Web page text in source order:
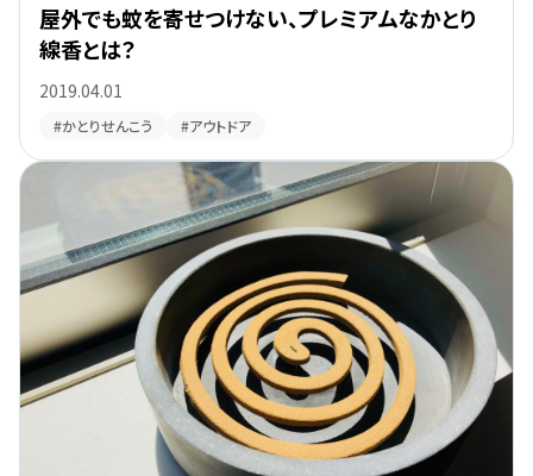
2019.04.01
屋外でも蚊を寄せつけない、プレミアムなかとり
線香とは？
#かとりせんこう #アウトドア